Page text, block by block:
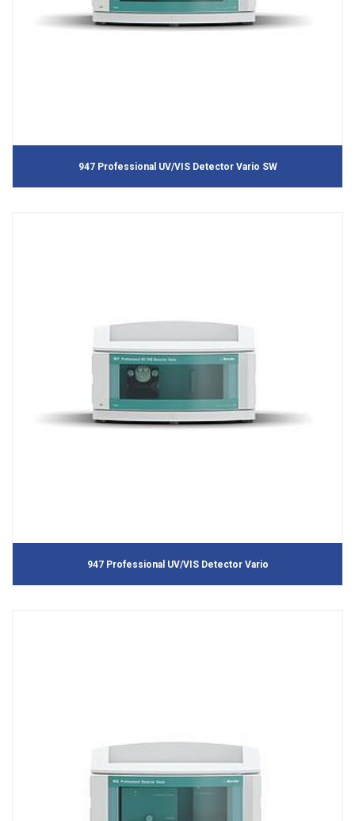
947 Professional UV/VIS Detector Vario SW
947 Professional UV/VIS Detector Vario